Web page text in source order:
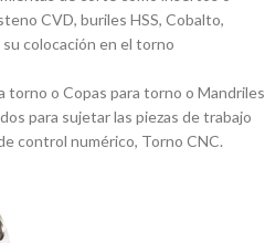
CVD, buriles HSS, Cobalto,
colocación en el torno
torno o Copas para torno o Mandriles
para sujetar las piezas de trabajo
control numérico, Torno CNC.